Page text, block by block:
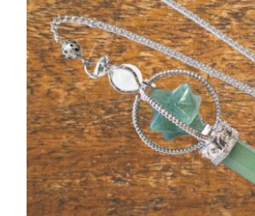
DETTAGLI